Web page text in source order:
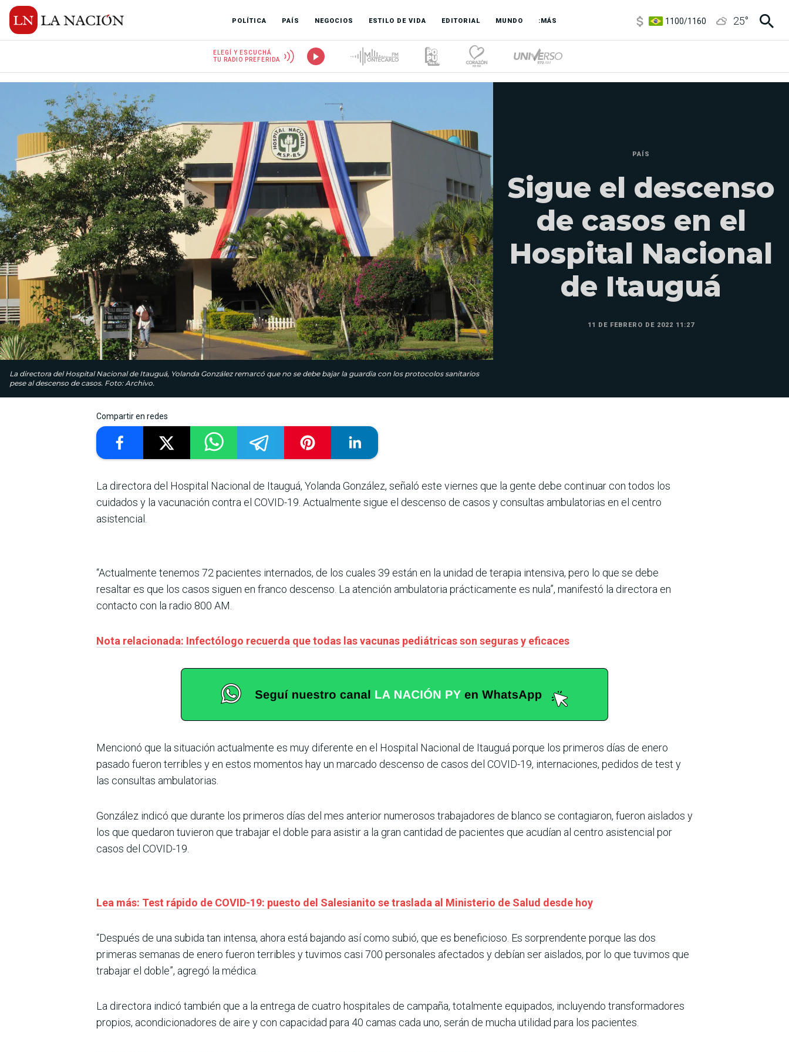
POLÍTICA PAÍS NEGOCIOS ESTILO DE VIDA EDITORIAL MUNDO :MÁS
3,8/4
25°
ELEGÍ Y ESCUCHÁ
TU RADIO PREFERIDA
La directora del Hospital Nacional de Itauguá, Yolanda González remarcó que no se debe bajar la guardia con los protocolos sanitarios
pese al descenso de casos. Foto: Archivo.
PAÍS
Sigue el descenso
de casos en el
Hospital Nacional
de Itauguá
11 DE FEBRERO DE 2022 11:27
Compartir en redes
La directora del Hospital Nacional de Itauguá, Yolanda González, señaló este viernes que la gente debe continuar con todos los
cuidados y la vacunación contra el COVID-19. Actualmente sigue el descenso de casos y consultas ambulatorias en el centro
asistencial.
“Actualmente tenemos 72 pacientes internados, de los cuales 39 están en la unidad de terapia intensiva, pero lo que se debe
resaltar es que los casos siguen en franco descenso. La atención ambulatoria prácticamente es nula”, manifestó la directora en
contacto con la radio 800 AM.
Nota relacionada: Infectólogo recuerda que todas las vacunas pediátricas son seguras y eficaces
Mencionó que la situación actualmente es muy diferente en el Hospital Nacional de Itauguá porque los primeros días de enero
pasado fueron terribles y en estos momentos hay un marcado descenso de casos del COVID-19, internaciones, pedidos de test y
las consultas ambulatorias.
González indicó que durante los primeros días del mes anterior numerosos trabajadores de blanco se contagiaron, fueron aislados y
los que quedaron tuvieron que trabajar el doble para asistir a la gran cantidad de pacientes que acudían al centro asistencial por
casos del COVID-19.
Lea más: Test rápido de COVID-19: puesto del Salesianito se traslada al Ministerio de Salud desde hoy
“Después de una subida tan intensa, ahora está bajando así como subió, que es beneficioso. Es sorprendente porque las dos
primeras semanas de enero fueron terribles y tuvimos casi 700 personales afectados y debían ser aislados, por lo que tuvimos que
trabajar el doble”, agregó la médica.
La directora indicó también que a la entrega de cuatro hospitales de campaña, totalmente equipados, incluyendo transformadores
propios, acondicionadores de aire y con capacidad para 40 camas cada uno, serán de mucha utilidad para los pacientes.